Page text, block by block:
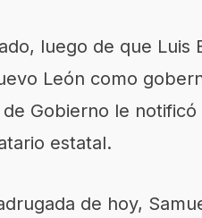
luego de que Luis
León como
Gobierno le
estatal.
de hoy,